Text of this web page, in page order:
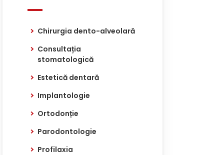
Chirurgia dento-alveolară
Consultația
stomatologică
Estetică dentară
Implantologie
Ortodonție
Parodontologie
Profilaxia